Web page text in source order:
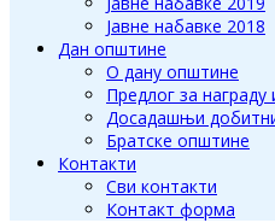
Јавне набавке 2018
Дан општине
О дану општине
Предлог за
Досадашњи
Братске општине
Контакти
Сви контакти
Контакт форма